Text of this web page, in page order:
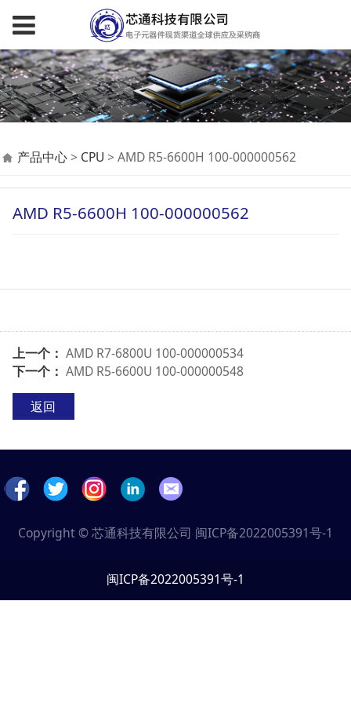
AMD R5-6600H 100-
000000562
产品中心> CPU > AMD R5-6600H 100-000000562
AMD R5-6600H 100-000000562
上一个： AMD R7-6800U 100-000000534
下一个： AMD R5-6600U 100-000000548
返回
Copyright © 芯通科技有限公司 闽ICP备2022005391号-1
闽ICP备2022005391号-1